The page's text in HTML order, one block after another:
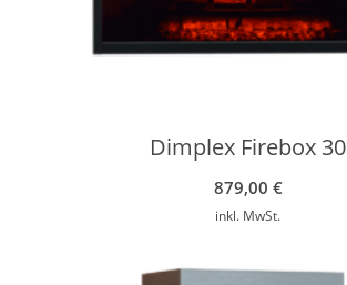
Dimplex Firebox 30
879,00 €
inkl. MwSt.